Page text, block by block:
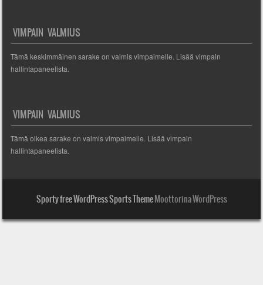
VIMPAIN VALMIUS
Tämä keskimmäinen sarake on valmis vimpaimelle. Lisää vimpain
hallintapaneelista.
VIMPAIN VALMIUS
Tämä oikea sarake on valmis vimpaimelle. Lisää vimpain
hallintapaneelista.
Sporty free WordPress Sports ThemeMoottorina WordPress